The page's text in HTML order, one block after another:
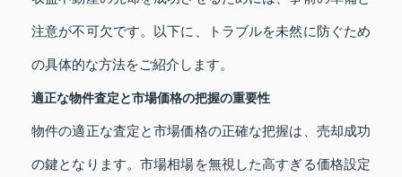
注意が不可欠です。以下に、トラブルを未然に防ぐため
の具体的な方法をご紹介します。
適正な物件査定と市場価格の把握の重要性
物件の適正な査定と市場価格の正確な把握は、売却成功
の鍵となります。市場相場を無視した高すぎる価格設定